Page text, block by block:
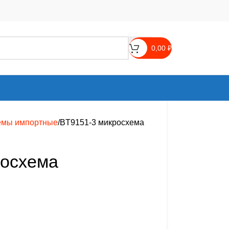
0,00 ₽
импортные BT9151-3 микросхема